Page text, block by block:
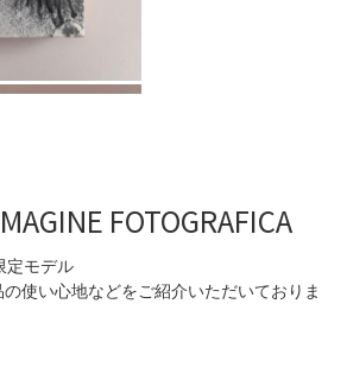
FOTOGRAFICA
定モデル
使い心地などをご紹介いただいておりま